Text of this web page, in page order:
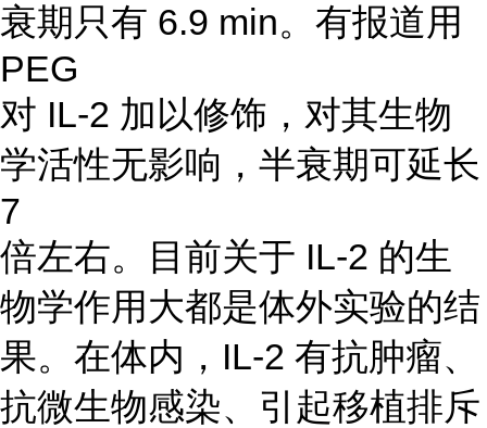
衰期只有 6.9 min。有报道用
PEG
对 IL-2 加以修饰，对其生物
学活性无影响，半衰期可延长
7
倍左右。目前关于 IL-2 的生
物学作用大都是体外实验的结
果。在体内，IL-2 有抗肿瘤、
抗微生物感染、引起移植排斥